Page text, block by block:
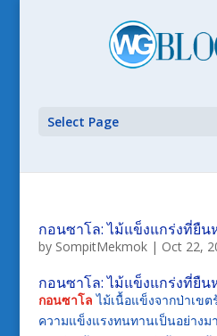
Select Page
กอนซาโล: ไม้แข็งแกร่งที่ยื
by SompitMekmok| Oct 22,
กอนซาโล: ไม้แข็งแกร่งที่ยื
กอนซาโล ไม้เนื้อแข็งจากป่าเข
ความแข็งแรงทนทานเป็นอย่าง